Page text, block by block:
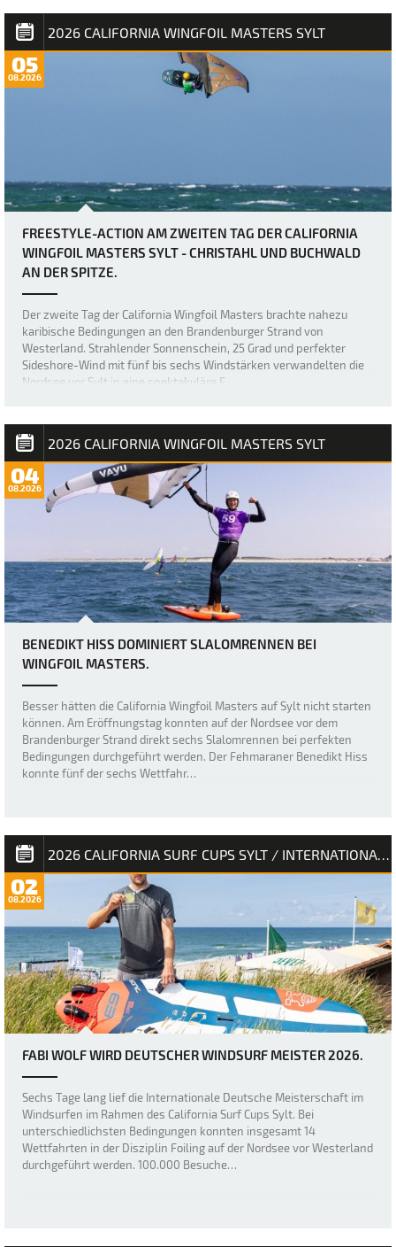
2026 CALIFORNIA WINGFOIL MASTERS SYLT
05
08.2026
FREESTYLE-ACTION AM ZWEITEN TAG DER CALIFORNIA
WINGFOIL MASTERS SYLT - CHRISTAHL UND BUCHWALD
AN DER SPITZE.
Der zweite Tag der California Wingfoil Masters brachte nahezu
karibische Bedingungen an den Brandenburger Strand von
Westerland. Strahlender Sonnenschein, 25 Grad und perfekter
Sideshore-Wind mit fünf bis sechs Windstärken verwandelten die
Nordsee vor Sylt in eine spektakuläre F…
2026 CALIFORNIA WINGFOIL MASTERS SYLT
04
08.2026
BENEDIKT HISS DOMINIERT SLALOMRENNEN BEI
WINGFOIL MASTERS.
Besser hätten die California Wingfoil Masters auf Sylt nicht starten
können. Am Eröffnungstag konnten auf der Nordsee vor dem
Brandenburger Strand direkt sechs Slalomrennen bei perfekten
Bedingungen durchgeführt werden. Der Fehmaraner Benedikt Hiss
konnte fünf der sechs Wettfahr…
2026 CALIFORNIA SURF CUPS SYLT / INTERNATIONALE DEUTSCHE MEISTERSCHAFT
02
08.2026
FABI WOLF WIRD DEUTSCHER WINDSURF MEISTER 2026.
Sechs Tage lang lief die Internationale Deutsche Meisterschaft im
Windsurfen im Rahmen des California Surf Cups Sylt. Bei
unterschiedlichsten Bedingungen konnten insgesamt 14
Wettfahrten in der Disziplin Foiling auf der Nordsee vor Westerland
durchgeführt werden. 100.000 Besuche…